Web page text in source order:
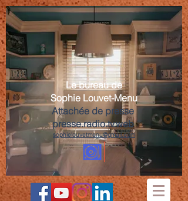
Le bureau de
Sophie Louvet-Menu
Attachée de presse
presse.radio.tv.web
sophielouvetmenu@gmail.com